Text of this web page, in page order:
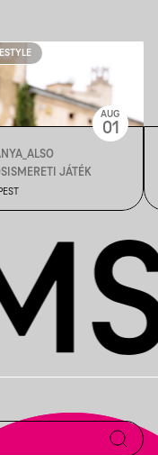
JÁTÉK
AUG
01